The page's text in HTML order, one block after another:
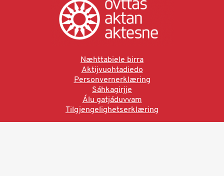
Næhttabiele birra
Aktijvuohtadiedo
Personvernerklæring
Sáhkagirjje
Álu gatjáduvvam
Tilgjengelighetserklæring